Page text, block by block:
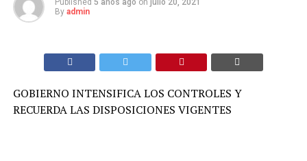
Published 5 años ago on julio 20, 2021
By admin
GOBIERNO INTENSIFICA LOS CONTROLES Y
RECUERDA LAS DISPOSICIONES VIGENTES